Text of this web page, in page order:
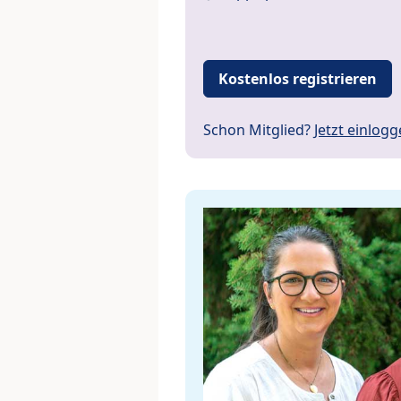
Kostenlos registrieren
Schon Mitglied? Jetzt